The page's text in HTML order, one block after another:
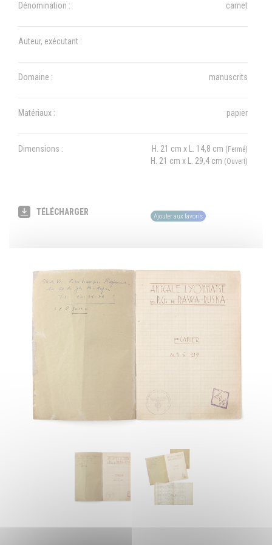
Dénomination : carnet
Auteur, exécutant :
Domaine : manuscrits
Matériaux : papier
Dimensions : H. 21 cm x L. 14,8 cm (Fermé)
H. 21 cm x L. 29,4 cm (Ouvert)
TÉLÉCHARGER Ajouter aux favoris